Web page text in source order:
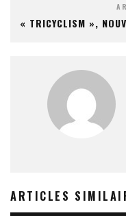
« TRICYCLISM »,
ARTICLES